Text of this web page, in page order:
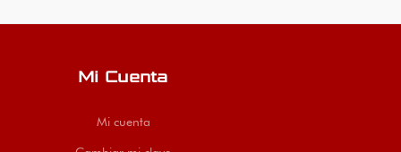
Mi Cuenta
Mi cuenta